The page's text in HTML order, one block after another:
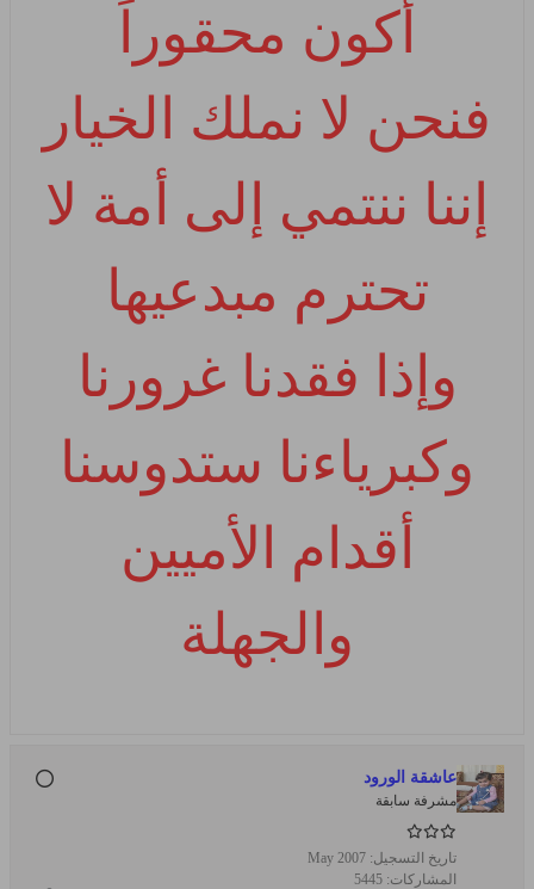
أكون محقوراً
فنحن لا نملك الخيار
إننا ننتمي إلى أمة لا
تحترم مبدعيها
وإذا فقدنا غرورنا
وكبرياءنا ستدوسنا
أقدام الأميين
والجهلة
عاشقة الورود
مشرفة سابقة
تاريخ التسجيل: May 2007
المشاركات: 5445